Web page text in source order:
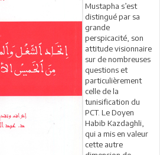
Mustapha s’est
distingué par sa
grande
perspicacité, son
attitude visionnaire
sur de nombreuses
questions et
particulièrement
celle de la
tunisification du
PCT. Le Doyen
Habib Kazdaghli,
qui a mis en valeur
cette autre